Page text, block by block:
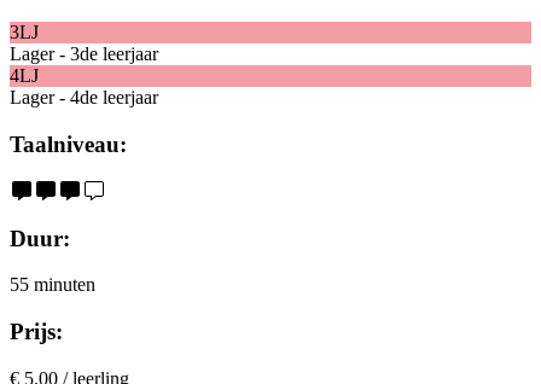
3LJ
Lager - 3de leerjaar
4LJ
Lager - 4de leerjaar
Taalniveau:
Duur:
55 minuten
Prijs:
€ 5.00 / leerling